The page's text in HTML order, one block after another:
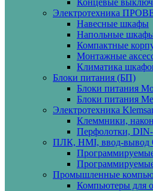
Концевые
Электротехника
Навесные шкафы
Напольные
Компактные
Монтажные
Климатика
Блоки питания (БП)
Блоки питания
Блоки питания
Электротехника
Клеммники,
Перфолотки,
ПЛК, HMI, ввод-вывод
Промышленные
Компьютеры для